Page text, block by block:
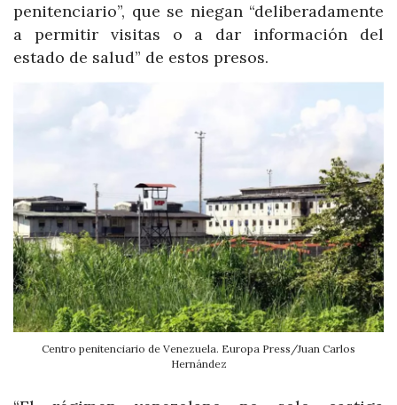
penitenciario”, que se niegan “deliberadamente
a permitir visitas o a dar información del
estado de salud” de estos presos.
Centro penitenciario de Venezuela. Europa Press/Juan Carlos
Hernández